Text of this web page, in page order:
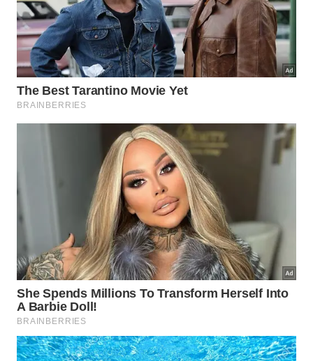
revegetação natural do que muitos outros grupos
de animais silvestres. Esse processo de plantio
espontâneo garante a regeneração biológica
contínua de ecossistemas degradados fortalecendo
a ricabiodiversidade da nossaflora